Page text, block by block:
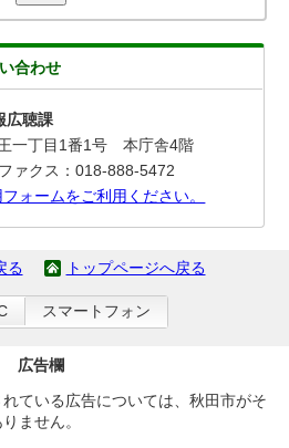
合わせ
広聴課
一丁目1番1号 本庁舎4階
ァクス：018-888-5472
ォームをご利用ください。
る トップページへ戻る
スマートフォン
広告欄
ている広告については、秋田市がそ
ません。